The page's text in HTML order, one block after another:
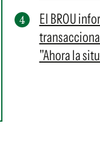
El BROU
"Ahora la